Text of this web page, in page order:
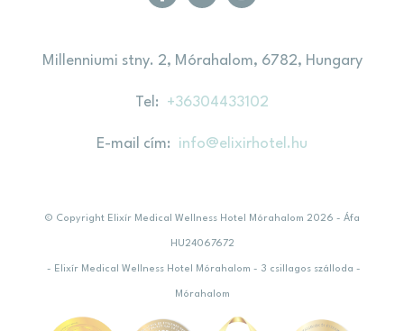
Millenniumi stny. 2, Mórahalom, 6782, Hungary
Tel +36304433102
E-mail cím info@elixirhotel.hu
© Copyright Elixír Medical Wellness Hotel Mórahalom 2026 - Áfa
HU24067672
- Elixír Medical Wellness Hotel Mórahalom - 3 csillagos szálloda -
Mórahalom